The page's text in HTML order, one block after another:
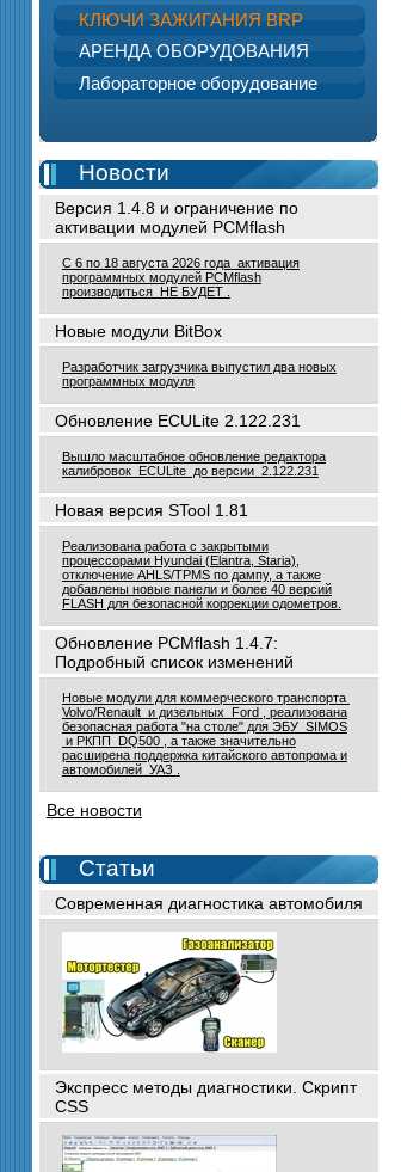
КЛЮЧИ ЗАЖИГАНИЯ BRP
АРЕНДА ОБОРУДОВАНИЯ
Лабораторное оборудование
Новости
Версия 1.4.8 и ограничение по
активации модулей PCMflash
С 6 по 18 августа 2026 года активация
программных модулей PCMflash
производиться НЕ БУДЕТ .
Новые модули BitBox
Разработчик загрузчика выпустил два новых
программных модуля
Обновление ECULite 2.122.231
Вышло масштабное обновление редактора
калибровок ECULite до версии 2.122.231
Новая версия STool 1.81
Реализована работа с закрытыми
процессорами Hyundai (Elantra, Staria),
отключение AHLS/TPMS по дампу, а также
добавлены новые панели и более 40 версий
FLASH для безопасной коррекции одометров.
Обновление PCMflash 1.4.7:
Подробный список изменений
Новые модули для коммерческого транспорта
Volvo/Renault и дизельных Ford , реализована
безопасная работа "на столе" для ЭБУ SIMOS
и РКПП DQ500 , а также значительно
расширена поддержка китайского автопрома и
автомобилей УАЗ .
Все новости
Статьи
Современная диагностика автомобиля
Экспресс методы диагностики. Скрипт
CSS